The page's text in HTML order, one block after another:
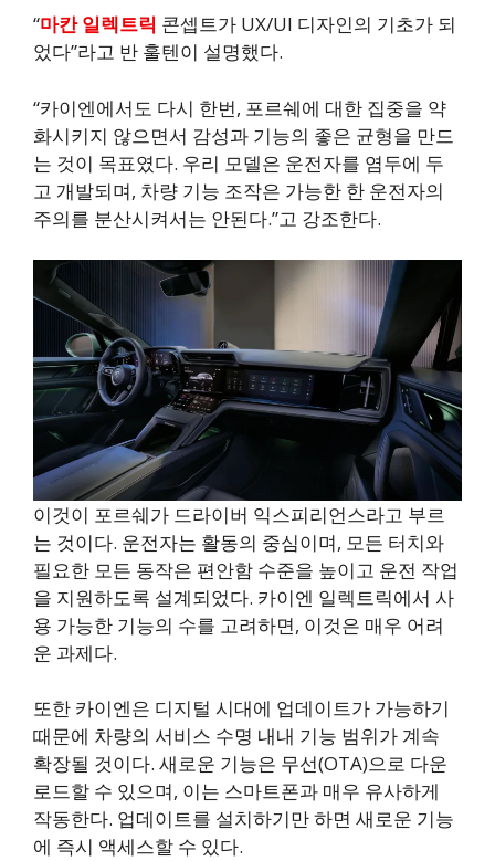
“마칸 일렉트릭 콘셉트가 UX/UI 디자인의 기초가 되
었다”라고 반 훌텐이 설명했다.
“카이엔에서도 다시 한번, 포르쉐에 대한 집중을 약
화시키지 않으면서 감성과 기능의 좋은 균형을 만드
는 것이 목표였다. 우리 모델은 운전자를 염두에 두
고 개발되며, 차량 기능 조작은 가능한 한 운전자의
주의를 분산시켜서는 안된다.”고 강조한다.
이것이 포르쉐가 드라이버 익스피리언스라고 부르
는 것이다. 운전자는 활동의 중심이며, 모든 터치와
필요한 모든 동작은 편안함 수준을 높이고 운전 작업
을 지원하도록 설계되었다. 카이엔 일렉트릭에서 사
용 가능한 기능의 수를 고려하면, 이것은 매우 어려
운 과제다.
또한 카이엔은 디지털 시대에 업데이트가 가능하기
때문에 차량의 서비스 수명 내내 기능 범위가 계속
확장될 것이다. 새로운 기능은 무선(OTA)으로 다운
로드할 수 있으며, 이는 스마트폰과 매우 유사하게
작동한다. 업데이트를 설치하기만 하면 새로운 기능
에 즉시 액세스할 수 있다.